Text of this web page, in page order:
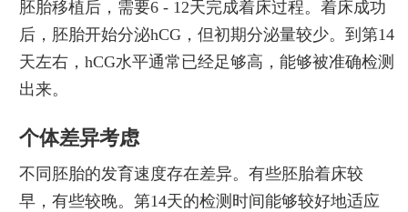
胚胎移植后，需要6 - 12天完成着床过程。着床成功
后，胚胎开始分泌hCG，但初期分泌量较少。到第14
天左右，hCG水平通常已经足够高，能够被准确检测
出来。
个体差异考虑
不同胚胎的发育速度存在差异。有些胚胎着床较
早，有些较晚。第14天的检测时间能够较好地适应